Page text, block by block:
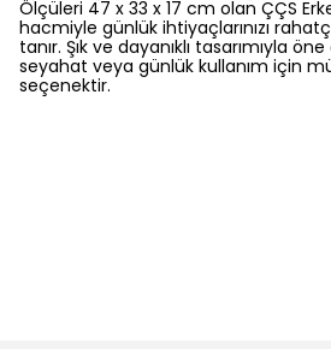
Ölçüleri 47 x 33 x 17 cm olan ÇÇS
hacmiyle günlük ihtiyaçlarınızı
tanır. Şık ve dayanıklı tasarımıyla
seyahat veya günlük kullanım için
seçenektir.